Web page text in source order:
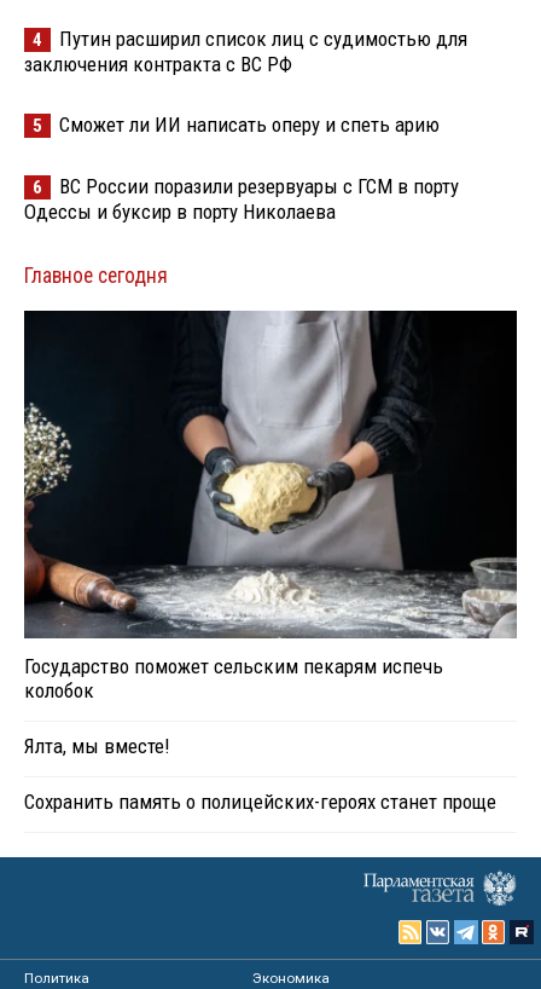
4
Путин расширил список лиц с судимостью для
заключения контракта с ВС РФ
5 Сможет ли ИИ написать оперу и спеть арию
6
ВС России поразили резервуары с ГСМ в порту
Одессы и буксир в порту Николаева
Главное сегодня
Государство поможет сельским пекарям испечь
колобок
Ялта, мы вместе!
Сохранить память о полицейских-героях станет проще
Политика
Экономика